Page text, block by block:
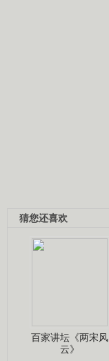
猜您还喜欢
百家讲坛《两宋风
云》